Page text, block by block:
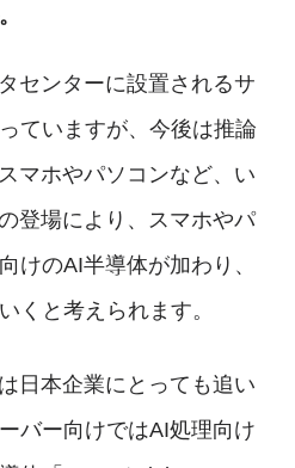
センターに設置されるサ
ていますが、今後は推論
マホやパソコンなど、い
登場により、スマホやパ
けのAI半導体が加わり、
くと考えられます。
日本企業にとっても追い
バー向けではAI処理向け